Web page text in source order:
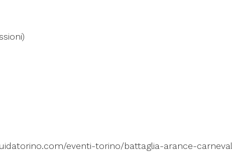
eventi-torino/battaglia-arance-